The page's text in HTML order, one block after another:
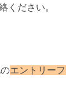
ください。
エントリー